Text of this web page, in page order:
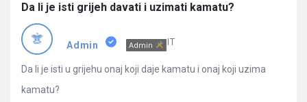
Latest
Pitanja
Da li je isti grijeh davati i uzimati kamatu?
Admin Admin IT
Da li je isti u grijehu onaj koji daje kamatu i onaj koji uzima
kamatu?